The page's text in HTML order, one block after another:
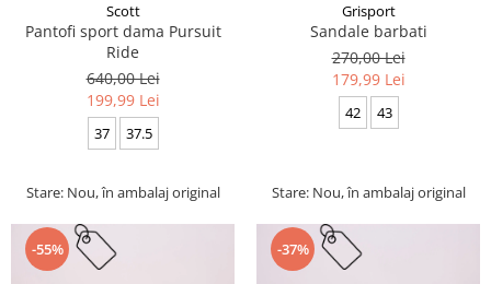
Scott
Pantofi sport dama Pursuit
Ride
640,00 Lei
199,99 Lei
37 37.5
Stare: Nou, în ambalaj original
Grisport
Sandale barbati
270,00 Lei
179,99 Lei
42 43
Stare: Nou, în ambalaj original
-55% -37%